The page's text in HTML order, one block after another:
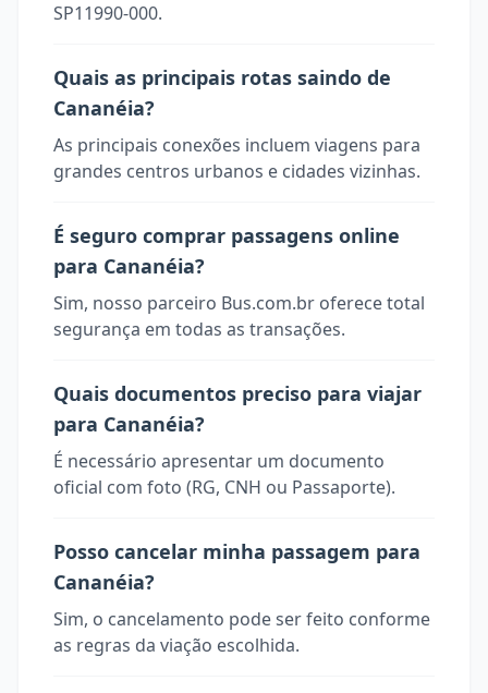
SP11990-000.
Quais as principais rotas saindo de
Cananéia?
As principais conexões incluem viagens para
grandes centros urbanos e cidades vizinhas.
É seguro comprar passagens online
para Cananéia?
Sim, nosso parceiro Bus.com.br oferece total
segurança em todas as transações.
Quais documentos preciso para viajar
para Cananéia?
É necessário apresentar um documento
oficial com foto (RG, CNH ou Passaporte).
Posso cancelar minha passagem para
Cananéia?
Sim, o cancelamento pode ser feito conforme
as regras da viação escolhida.